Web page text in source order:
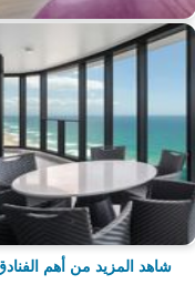
شاهد المزيد من أهم